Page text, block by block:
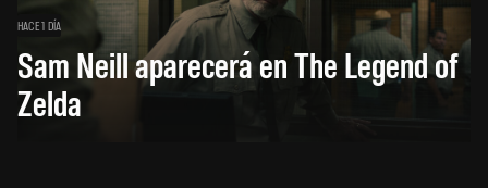
HACE 1 DÍA
Sam Neill aparecerá en The Legend of
Zelda